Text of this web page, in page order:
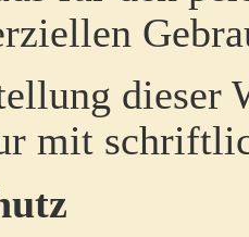
dieser
mit